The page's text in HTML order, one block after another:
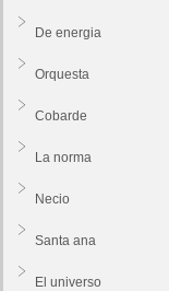
De energia
Orquesta
Cobarde
La norma
Necio
Santa ana
El universo